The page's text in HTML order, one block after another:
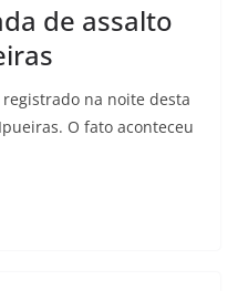
de assalto
na noite desta
O fato aconteceu